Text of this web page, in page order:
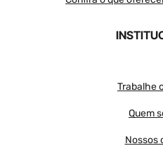
Trabalhe
Quem
Nossos